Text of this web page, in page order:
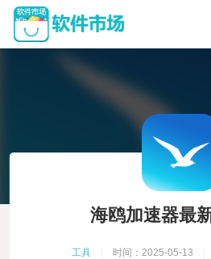
海鸥加速器最
工具 时间：2025-05-13